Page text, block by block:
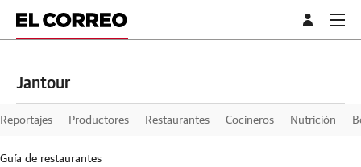
Jantour
Reportajes Productores Restaurantes Cocineros Nutrición
Guía de restaurantes